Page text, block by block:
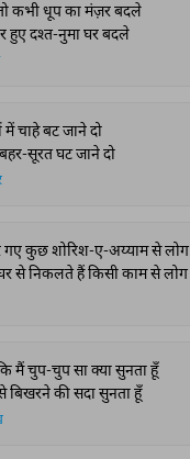
कभी धूप का मंज़र बदले
हुए दश्त-नुमा घर बदले
में चाहे बट जाने दो
सूरत घट जाने दो
गए कुछ शोरिश-ए-अय्याम से लोग
से निकलते हैं किसी काम से लोग
मैं चुप-चुप सा क्या सुनता हूँ
की सदा सुनता हूँ